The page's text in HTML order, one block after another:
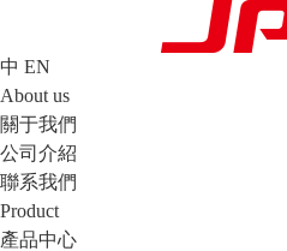
中 EN
About us
關于我們
公司介紹
聯系我們
Product
產品中心